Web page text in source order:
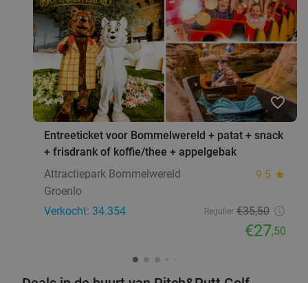
favorite_border
Entreeticket voor Bommelwereld + patat + snack
+ frisdrank of koffie/thee + appelgebak
Attractiepark Bommelwereld
9.5 star
Groenlo
Verkocht: 34.354
Regulier €35,50
€27,50